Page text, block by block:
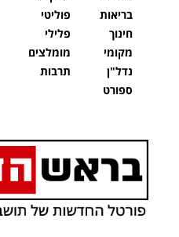
בריאות
חינוך
מקומי
נדל"ן
ספורט
פוליטי
פלילי
מומלצים
תרבות